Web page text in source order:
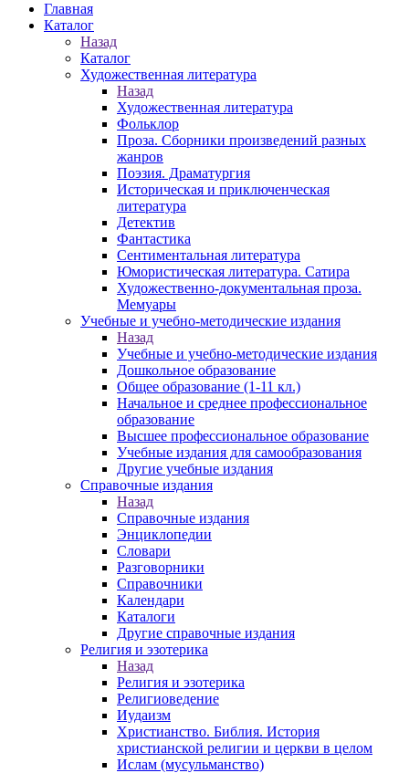
Главная
Каталог
Назад
Каталог
Художественная литература
Назад
Художественная литература
Фольклор
Проза. Сборники произведений разных
жанров
Поэзия. Драматургия
Историческая и приключенческая
литература
Детектив
Фантастика
Сентиментальная литература
Юмористическая литература. Сатира
Художественно-документальная проза.
Мемуары
Учебные и учебно-методические издания
Назад
Учебные и учебно-методические издания
Дошкольное образование
Общее образование (1-11 кл.)
Начальное и среднее профессиональное
образование
Высшее профессиональное образование
Учебные издания для самообразования
Другие учебные издания
Справочные издания
Назад
Справочные издания
Энциклопедии
Словари
Разговорники
Справочники
Календари
Каталоги
Другие справочные издания
Религия и эзотерика
Назад
Религия и эзотерика
Религиоведение
Иудаизм
Христианство. Библия. История
христианской религии и церкви в целом
Ислам (мусульманство)